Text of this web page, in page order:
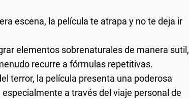
escena, la película te atrapa y no te deja ir
elementos sobrenaturales de manera sutil,
recurre a fórmulas repetitivas.
terror, la película presenta una poderosa
a través del viaje personal de